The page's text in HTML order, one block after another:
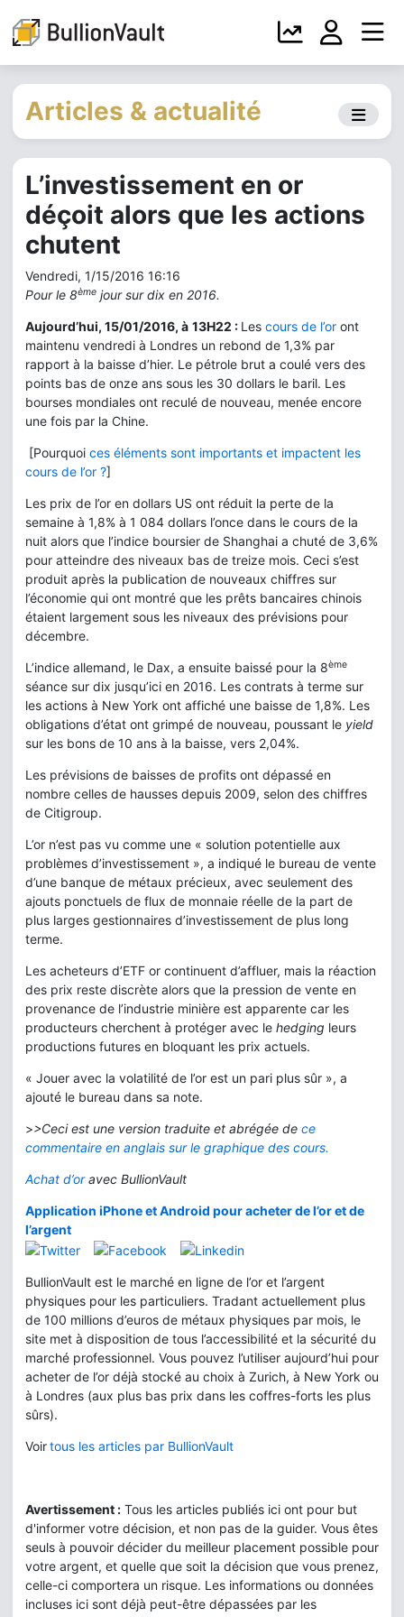
Articles & actualité
L’investissement en or
déçoit alors que les actions
chutent
Vendredi, 1/15/2016 16:16
Pour le 8ème jour sur dix en 2016.
Aujourd’hui, 15/01/2016, à 13H22 : Les cours de l’or ont
maintenu vendredi à Londres un rebond de 1,3% par
rapport à la baisse d’hier. Le pétrole brut a coulé vers des
points bas de onze ans sous les 30 dollars le baril. Les
bourses mondiales ont reculé de nouveau, menée encore
une fois par la Chine.
[Pourquoi ces éléments sont importants et impactent les
cours de l’or ?]
Les prix de l’or en dollars US ont réduit la perte de la
semaine à 1,8% à 1 084 dollars l’once dans le cours de la
nuit alors que l’indice boursier de Shanghai a chuté de 3,6%
pour atteindre des niveaux bas de treize mois. Ceci s’est
produit après la publication de nouveaux chiffres sur
l’économie qui ont montré que les prêts bancaires chinois
étaient largement sous les niveaux des prévisions pour
décembre.
L’indice allemand, le Dax, a ensuite baissé pour la 8ème
séance sur dix jusqu’ici en 2016. Les contrats à terme sur
les actions à New York ont affiché une baisse de 1,8%. Les
obligations d’état ont grimpé de nouveau, poussant le yield
sur les bons de 10 ans à la baisse, vers 2,04%.
Les prévisions de baisses de profits ont dépassé en
nombre celles de hausses depuis 2009, selon des chiffres
de Citigroup.
L’or n’est pas vu comme une « solution potentielle aux
problèmes d’investissement », a indiqué le bureau de vente
d’une banque de métaux précieux, avec seulement des
ajouts ponctuels de flux de monnaie réelle de la part de
plus larges gestionnaires d’investissement de plus long
terme.
Les acheteurs d’ETF or continuent d’affluer, mais la réaction
des prix reste discrète alors que la pression de vente en
provenance de l’industrie minière est apparente car les
producteurs cherchent à protéger avec le hedging leurs
productions futures en bloquant les prix actuels.
« Jouer avec la volatilité de l’or est un pari plus sûr », a
ajouté le bureau dans sa note.
>>Ceci est une version traduite et abrégée de ce
commentaire en anglais sur le graphique des cours.
Achat d’oravec BullionVault
Application iPhone et Android pour acheter de l’or et de
l’argent
BullionVault est le marché en ligne de l’or et l’argent
physiques pour les particuliers. Tradant actuellement plus
de 100 millions d’euros de métaux physiques par mois, le
site met à disposition de tous l’accessibilité et la sécurité du
marché professionnel. Vous pouvez l’utiliser aujourd’hui pour
acheter de l’or déjà stocké au choix à Zurich, à New York ou
à Londres (aux plus bas prix dans les coffres-forts les plus
sûrs).
Voirtous les articles par BullionVault
Avertissement : Tous les articles publiés ici ont pour but
d'informer votre décision, et non pas de la guider. Vous êtes
seuls à pouvoir décider du meilleur placement possible pour
votre argent, et quelle que soit la décision que vous prenez,
celle-ci comportera un risque. Les informations ou données
incluses ici sont déjà peut-être dépassées par les